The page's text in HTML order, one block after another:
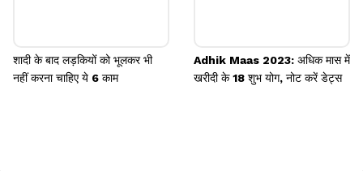
शादी के बाद लड़कियों को भूलकर भी
नहीं करना चाहिए ये 6 काम
Adhik Maas 2023: अधिक मास में
खरीदी के 18 शुभ योग, नोट करें डेट्स